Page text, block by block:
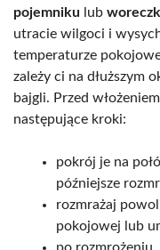
pojemniku lub
utracie wilgoci i
temperaturze
zależy ci na dłuższym
bajgli. Przed
następujące kroki:
pokrój je na
późniejsze
rozmrażaj
pokojowej lub